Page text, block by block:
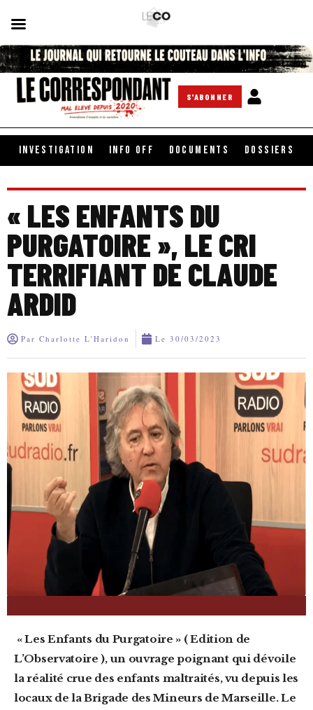
S'ABONNER
INVESTIGATION INFO OFF DOCUMENTS DOSSIERS
« LES ENFANTS DU
PURGATOIRE », LE CRI
TERRIFIANT DE CLAUDE
ARDID
Par Charlotte L'Haridon Le 30/03/2023
« Les Enfants du Purgatoire » ( Edition de
L’Observatoire ), un ouvrage poignant qui dévoile
la réalité crue des enfants maltraités, vu depuis les
locaux de la Brigade des Mineurs de Marseille. Le